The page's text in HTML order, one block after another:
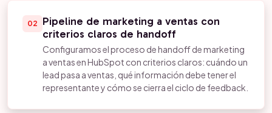
02
Pipeline de marketing a ventas con
criterios claros de handoff
Configuramos el proceso de handoff de marketing
a ventas en HubSpot con criterios claros: cuándo un
lead pasa a ventas, qué información debe tener el
representante y cómo se cierra el ciclo de feedback.